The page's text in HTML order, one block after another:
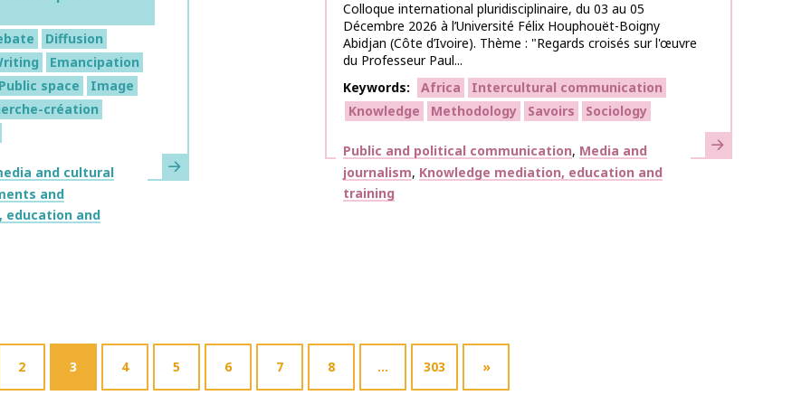
Diffusion
Emancipation
Public space
Image
création
and cultural
and
education and
Learn more
Colloque international pluridisciplinaire, du 03 au 05
Décembre 2026 à l’Université Félix Houphouët-Boigny
Abidjan (Côte d’Ivoire). Thème : "Regards croisés sur l'œuvre
du Professeur Paul...
Keywords
Africa
Intercultural communication
Knowledge
Methodology Savoirs Sociology
Themes
Public and political communication Media and
journalism Knowledge mediation, education and
training
Learn more
2 3 4 5 6 7 8 … 303 »